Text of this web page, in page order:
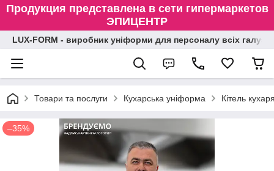
Продукция представлена в сети гипермаркетов
ЭПИЦЕНТР
LUX-FORM - виробник уніформи для персоналу всіх
Товари та послуги Кухарська уніформа Кітель
–35%